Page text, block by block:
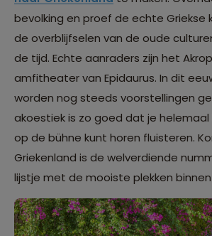
bevolking en proef de echte Griekse
de overblijfselen van de oude
de tijd. Echte aanraders zijn het
amfitheater van Epidaurus. In dit
worden nog steeds voorstellingen
akoestiek is zo goed dat je
op de bühne kunt horen fluisteren.
Griekenland is de welverdiende
lijstje met de mooiste plekken binnen